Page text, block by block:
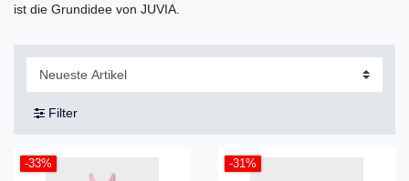
ist die Grundidee von JUVIA.
Filter
-33% -31%